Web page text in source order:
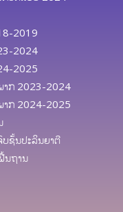
2019
2024
2025
າກ 2023-2024
າກ 2024-2025
ຊັ້ນປະລິນຍາຕີ
ນຖານ